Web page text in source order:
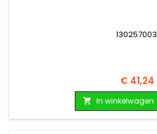
130257003
Prijs
€ 41,24
 In winkelwagen